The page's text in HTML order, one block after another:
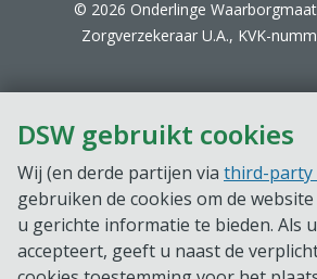
DSW gebruikt cookies
Wij (en derde partijen via third-party
gebruiken de cookies om de
u gerichte informatie te bieden. Als
accepteert, geeft u naast de
© 2026 Onderlinge
Zorgverzekeraar U.A., KVK-